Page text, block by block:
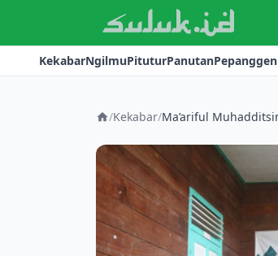
KekabarNgilmuPituturPanutanPepanggen
/Kekabar/